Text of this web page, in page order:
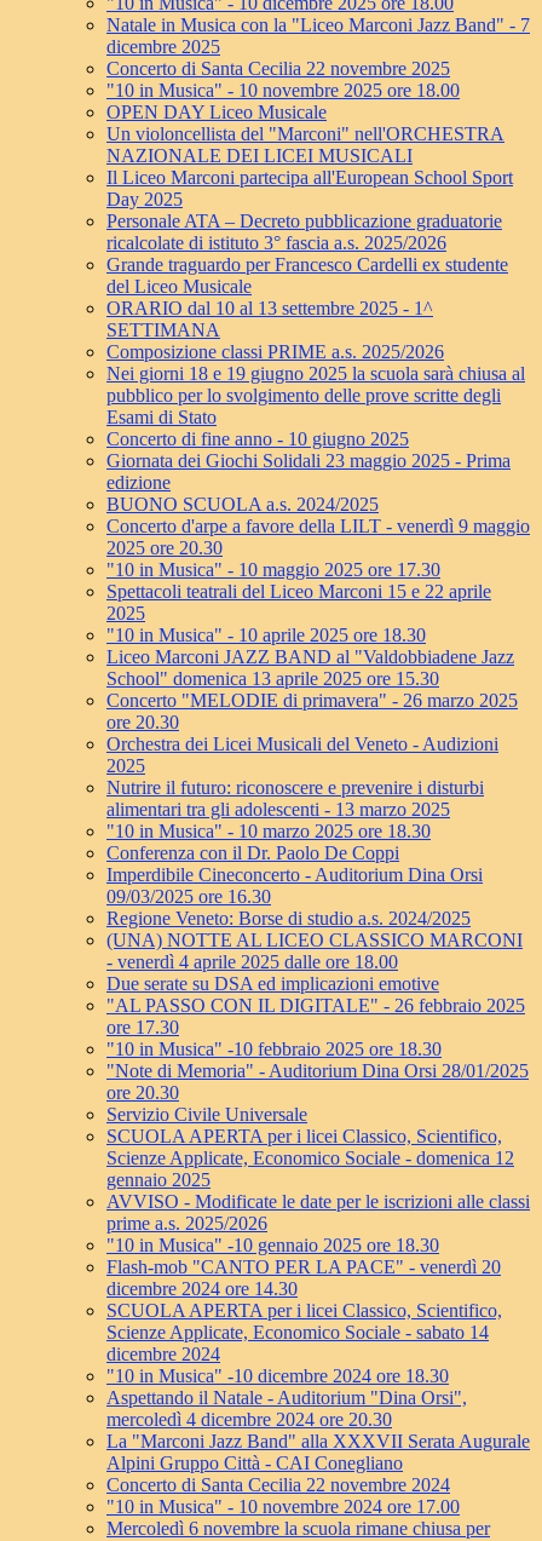
Natale in Musica con la "Liceo Marconi Jazz Band" - 7
dicembre 2025
Concerto di Santa Cecilia 22 novembre 2025
"10 in Musica" - 10 novembre 2025 ore 18.00
OPEN DAY Liceo Musicale
Un violoncellista del "Marconi" nell'ORCHESTRA
NAZIONALE DEI LICEI MUSICALI
Il Liceo Marconi partecipa all'European School Sport
Day 2025
Personale ATA – Decreto pubblicazione graduatorie
ricalcolate di istituto 3° fascia a.s. 2025/2026
Grande traguardo per Francesco Cardelli ex studente
del Liceo Musicale
ORARIO dal 10 al 13 settembre 2025 - 1^
SETTIMANA
Composizione classi PRIME a.s. 2025/2026
Nei giorni 18 e 19 giugno 2025 la scuola sarà chiusa al
pubblico per lo svolgimento delle prove scritte degli
Esami di Stato
Concerto di fine anno - 10 giugno 2025
Giornata dei Giochi Solidali 23 maggio 2025 - Prima
edizione
BUONO SCUOLA a.s. 2024/2025
Concerto d'arpe a favore della LILT - venerdì 9 maggio
2025 ore 20.30
"10 in Musica" - 10 maggio 2025 ore 17.30
Spettacoli teatrali del Liceo Marconi 15 e 22 aprile
2025
"10 in Musica" - 10 aprile 2025 ore 18.30
Liceo Marconi JAZZ BAND al "Valdobbiadene Jazz
School" domenica 13 aprile 2025 ore 15.30
Concerto "MELODIE di primavera" - 26 marzo 2025
ore 20.30
Orchestra dei Licei Musicali del Veneto - Audizioni
2025
Nutrire il futuro: riconoscere e prevenire i disturbi
alimentari tra gli adolescenti - 13 marzo 2025
"10 in Musica" - 10 marzo 2025 ore 18.30
Conferenza con il Dr. Paolo De Coppi
Imperdibile Cineconcerto - Auditorium Dina Orsi
09/03/2025 ore 16.30
Regione Veneto: Borse di studio a.s. 2024/2025
(UNA) NOTTE AL LICEO CLASSICO MARCONI
- venerdì 4 aprile 2025 dalle ore 18.00
Due serate su DSA ed implicazioni emotive
"AL PASSO CON IL DIGITALE" - 26 febbraio 2025
ore 17.30
"10 in Musica" -10 febbraio 2025 ore 18.30
"Note di Memoria" - Auditorium Dina Orsi 28/01/2025
ore 20.30
Servizio Civile Universale
SCUOLA APERTA per i licei Classico, Scientifico,
Scienze Applicate, Economico Sociale - domenica 12
gennaio 2025
AVVISO - Modificate le date per le iscrizioni alle classi
prime a.s. 2025/2026
"10 in Musica" -10 gennaio 2025 ore 18.30
Flash-mob "CANTO PER LA PACE" - venerdì 20
dicembre 2024 ore 14.30
SCUOLA APERTA per i licei Classico, Scientifico,
Scienze Applicate, Economico Sociale - sabato 14
dicembre 2024
"10 in Musica" -10 dicembre 2024 ore 18.30
Aspettando il Natale - Auditorium "Dina Orsi",
mercoledì 4 dicembre 2024 ore 20.30
La "Marconi Jazz Band" alla XXXVII Serata Augurale
Alpini Gruppo Città - CAI Conegliano
Concerto di Santa Cecilia 22 novembre 2024
"10 in Musica" - 10 novembre 2024 ore 17.00
Mercoledì 6 novembre la scuola rimane chiusa per